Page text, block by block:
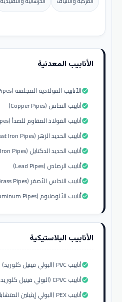
الأنابيب المعدنية
الأنابيب الفولاذية المجلفنة (Galvanized Steel Pipes)check_circle
أنابيب النحاس (Copper Pipes)check_circle
أنابيب الفولاذ المقاوم للصدأ (Stainless Steel Pipes)check_circle
أنابيب الحديد الزهر (Cast Iron Pipes)check_circle
أنابيب الحديد الدكتايل (Ductile Iron Pipes)check_circle
أنابيب الرصاص (Lead Pipes)check_circle
أنابيب النحاس الأصفر (Brass Pipes)check_circle
أنابيب الألومنيوم (Aluminum Pipes)check_circle
الأنابيب البلاستيكية
أنابيب PVC (البولي فينيل كلوريد)check_circle
أنابيب CPVC (البولي فينيل كلوريد المعالج بالكلور)check_circle
أنابيب PEX (البولي إيثيلين المتشابك)check_circle